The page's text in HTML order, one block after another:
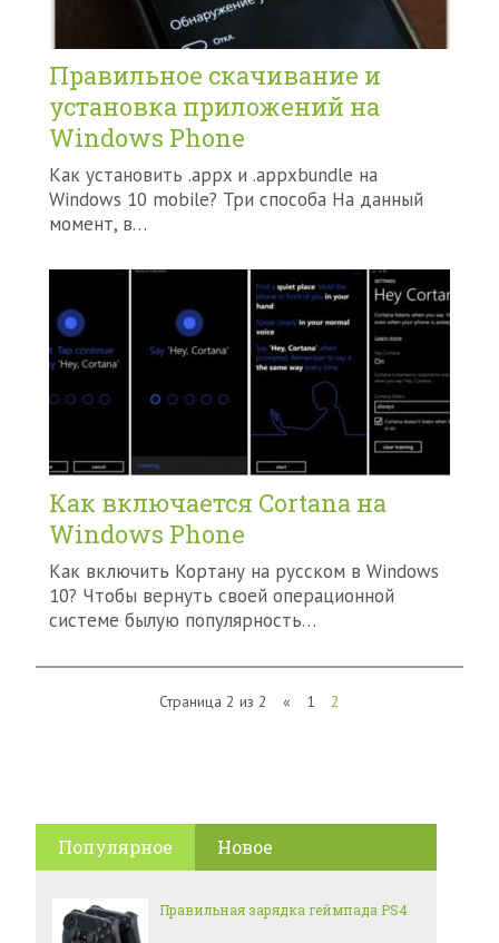
Правильное скачивание и
установка приложений на
Windows Phone
Как установить .appx и .appxbundle на
Windows 10 mobile? Три способа На данный
момент, в…
Как включается Cortana на
Windows Phone
Как включить Кортану на русском в Windows
10? Чтобы вернуть своей операционной
системе былую популярность…
Страница 2 из 2 « 1 2
Популярное Новое
Правильная зарядка геймпада PS4